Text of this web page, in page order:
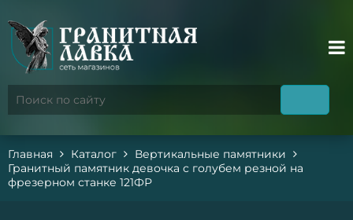
Главная Каталог
Вертикальные памятники
Гранитный памятник девочка с голубем резной на
фрезерном станке 121ФР